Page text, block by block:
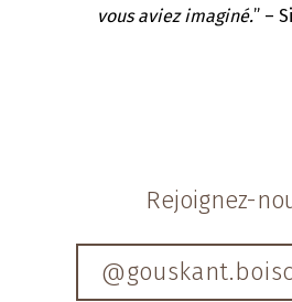
vous aviez imaginé.” –
Rejoignez-